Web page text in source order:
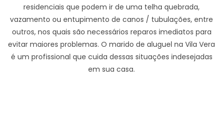
residenciais que podem ir de uma telha quebrada,
vazamento ou entupimento de canos / tubulações, entre
outros, nos quais são necessários reparos imediatos para
evitar maiores problemas. O marido de aluguel na Vila Vera
é um profissional que cuida dessas situações indesejadas
em sua casa.